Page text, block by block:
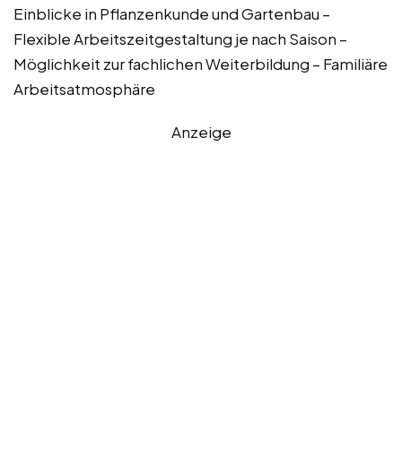
Einblicke in Pflanzenkunde und Gartenbau –
Flexible Arbeitszeitgestaltung je nach Saison –
Möglichkeit zur fachlichen Weiterbildung – Familiäre
Arbeitsatmosphäre
Anzeige